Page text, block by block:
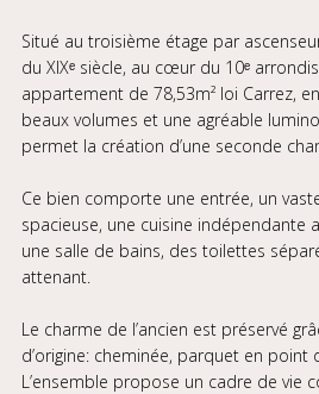
Situé au troisième étage par
du XIXᵉ siècle, au cœur du 10ᵉ
appartement de 78,53m² loi Carrez,
beaux volumes et une agréable
permet la création d’une seconde
Ce bien comporte une entrée, un
spacieuse, une cuisine indépendante
une salle de bains, des toilettes
attenant.
Le charme de l’ancien est préservé
d’origine: cheminée, parquet en point
L’ensemble propose un cadre de vie